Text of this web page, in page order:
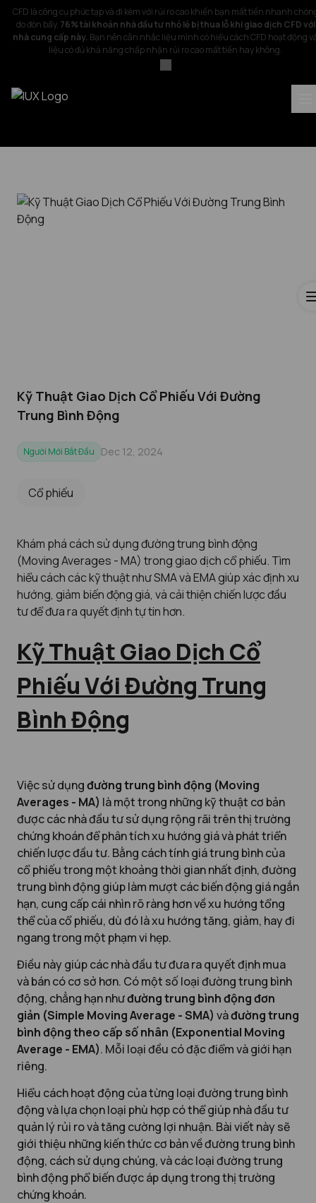
CFD là công cụ phức tạp và đi kèm với rủi ro cao khiến bạn mất tiền nhanh
do đòn bẩy. 76% tài khoản nhà đầu tư nhỏ lẻ bị thua lỗ khi giao dịch CFD với
nhà cung cấp này. Bạn nên cân nhắc liệu mình có hiểu cách CFD hoạt động
liệu có đủ khả năng chấp nhận rủi ro cao mất tiền hay không.
Kỹ Thuật Giao Dịch Cổ Phiếu Với Đường
Trung Bình Động
Người Mới Bắt Đầu Dec 12, 2024
Cổ phiếu
Khám phá cách sử dụng đường trung bình động
(Moving Averages - MA) trong giao dịch cổ phiếu. Tìm
hiểu cách các kỹ thuật như SMA và EMA giúp xác định xu
hướng, giảm biến động giá, và cải thiện chiến lược đầu
tư để đưa ra quyết định tự tin hơn.
Kỹ Thuật Giao Dịch Cổ
Phiếu Với Đường Trung
Bình Động
Việc sử dụngđường trung bình động (Moving
Averages - MA) là một trong những kỹ thuật cơ bản
được các nhà đầu tư sử dụng rộng rãi trên thị trường
chứng khoán để phân tích xu hướng giá và phát triển
chiến lược đầu tư. Bằng cách tính giá trung bình của
cổ phiếu trong một khoảng thời gian nhất định, đường
trung bình động giúp làm mượt các biến động giá ngắn
hạn, cung cấp cái nhìn rõ ràng hơn về xu hướng tổng
thể của cổ phiếu, dù đó là xu hướng tăng, giảm, hay đi
ngang trong một phạm vi hẹp.
Điều này giúp các nhà đầu tư đưa ra quyết định mua
và bán có cơ sở hơn. Có một số loại đường trung bình
động, chẳng hạn nhưđường trung bình động đơn
giản (Simple Moving Average - SMA) vàđường trung
bình động theo cấp số nhân (Exponential Moving
Average - EMA). Mỗi loại đều có đặc điểm và giới hạn
riêng.
Hiểu cách hoạt động của từng loại đường trung bình
động và lựa chọn loại phù hợp có thể giúp nhà đầu tư
quản lý rủi ro và tăng cường lợi nhuận. Bài viết này sẽ
giới thiệu những kiến thức cơ bản về đường trung bình
động, cách sử dụng chúng, và các loại đường trung
bình động phổ biến được áp dụng trong thị trường
chứng khoán.